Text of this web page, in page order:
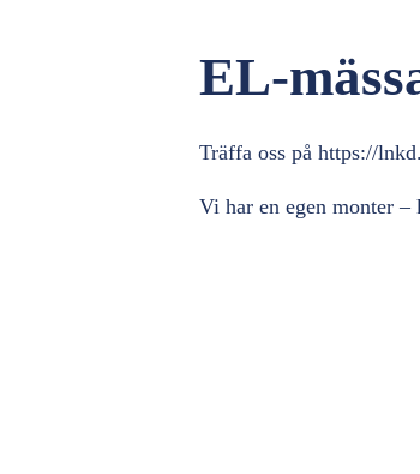
EL-
Träffa oss påhttps://
Vi har en egen monter